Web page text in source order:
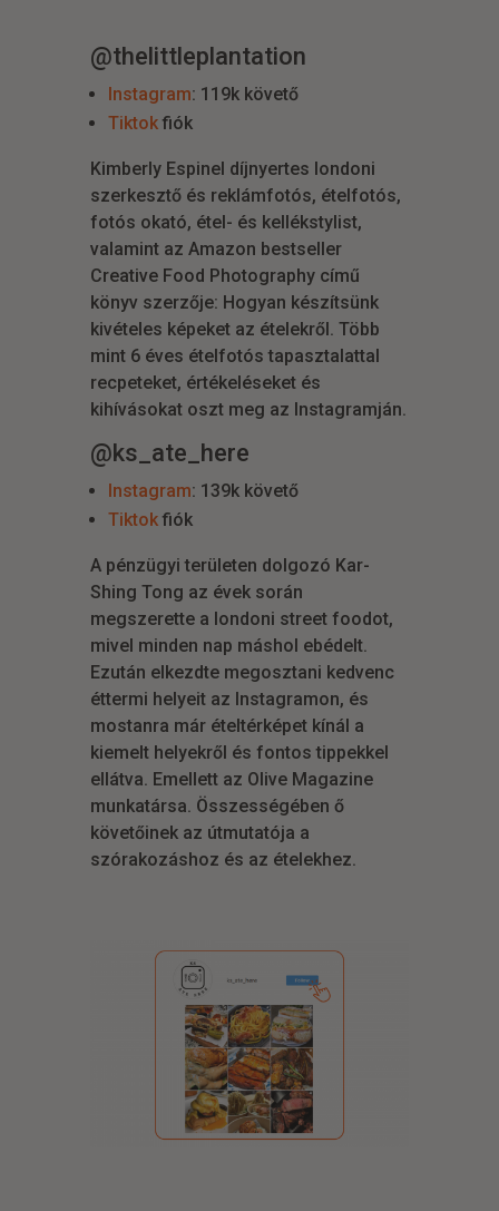
@thelittleplantation
Instagram: 119k követő
Tiktokfiók
Kimberly Espinel díjnyertes londoni
szerkesztő és reklámfotós, ételfotós,
fotós okató, étel- és kellékstylist,
valamint az Amazon bestseller
Creative Food Photography című
könyv szerzője: Hogyan készítsünk
kivételes képeket az ételekről. Több
mint 6 éves ételfotós tapasztalattal
recpeteket, értékeléseket és
kihívásokat oszt meg az Instagramján.
@ks_ate_here
Instagram: 139k követő
Tiktokfiók
A pénzügyi területen dolgozó Kar-
Shing Tong az évek során
megszerette a londoni street foodot,
mivel minden nap máshol ebédelt.
Ezután elkezdte megosztani kedvenc
éttermi helyeit az Instagramon, és
mostanra már ételtérképet kínál a
kiemelt helyekről és fontos tippekkel
ellátva. Emellett az Olive Magazine
munkatársa. Összességében ő
követőinek az útmutatója a
szórakozáshoz és az ételekhez.